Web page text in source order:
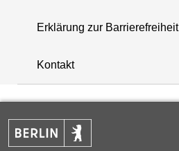
+
−
Erklärung zur Barrierefreiheit
Kontakt